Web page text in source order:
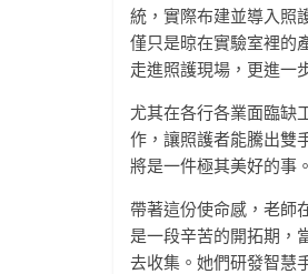
統，實際布建並導入照
僅只是晾在實驗室裡的
走進照護現場，更進一
尤其在各行各業面臨缺
作，讓照護者能騰出雙
將是一件極其美好的事。
帶著這份使命感，老師
是一段辛苦的開拓期，
去收集。她們研發智慧